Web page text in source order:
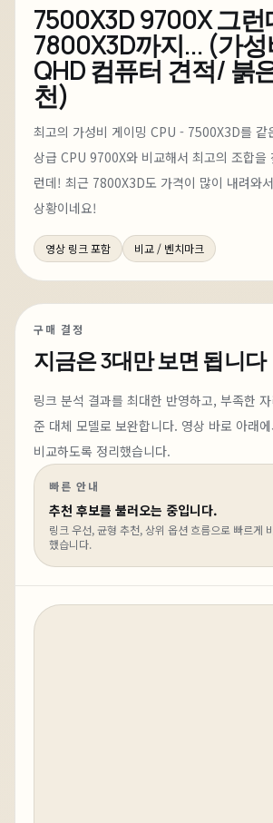
7500X3D 9700X 그런
7800X3D까지... (가
QHD 컴퓨터 견적/ 붉
천)
최고의 가성비 게이밍 CPU - 7500X3D를 같
상급 CPU 9700X와 비교해서 최고의 조합을
런데! 최근 7800X3D도 가격이 많이 내려와
상황이네요!
영상 링크 포함 비교 / 벤치마크
구매 결정
지금은3대만 보면 됩니다
링크 분석 결과를 최대한 반영하고, 부족한
준 대체 모델로 보완합니다. 영상 바로 아래
비교하도록 정리했습니다.
빠른 안내
추천 후보를 불러오는 중입니다.
링크 우선, 균형 추천, 상위 옵션 흐름으로 빠르게
했습니다.